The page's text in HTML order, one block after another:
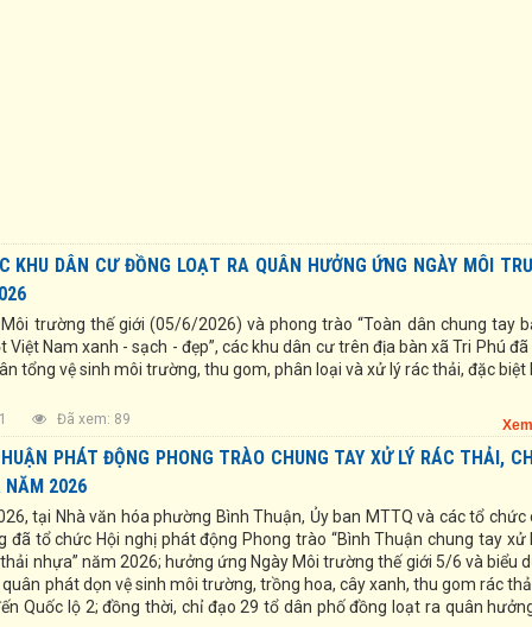
KHU DÂN CƯ ĐỒNG LOẠT RA QUÂN HƯỞNG ỨNG NGÀY MÔI
trường thế giới (05/6/2026) và phong trào “Toàn dân chung tay
Nam xanh - sạch - đẹp”, các khu dân cư trên địa bàn xã Tri Phú
tổng vệ sinh môi trường, thu gom, phân loại và xử lý rác thải, đặc biệt
Đã xem: 89
PHÁT ĐỘNG PHONG TRÀO CHUNG TAY XỬ LÝ RÁC THẢI,
NĂM 2026
tại Nhà văn hóa phường Bình Thuận, Ủy ban MTTQ và các tổ chức
đã tổ chức Hội nghị phát động Phong trào “Bình Thuận chung tay xử
nhựa” năm 2026; hưởng ứng Ngày Môi trường thế giới 5/6 và biểu
phát dọn vệ sinh môi trường, trồng hoa, cây xanh, thu gom rác
Quốc lộ 2; đồng thời, chỉ đạo 29 tổ dân phố đồng loạt ra quân